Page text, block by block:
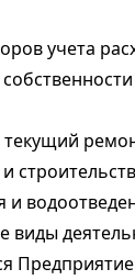
учета
и
виды